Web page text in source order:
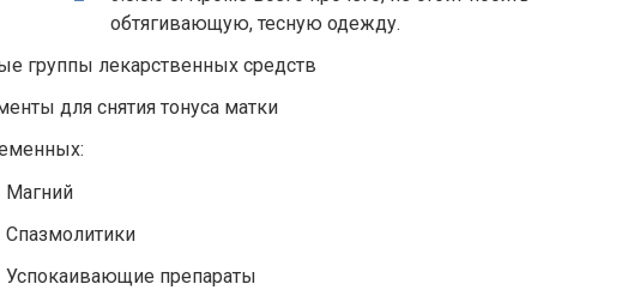
обтягивающую, тесную одежду.
группы лекарственных средств
для снятия тонуса матки
Магний
Спазмолитики
Успокаивающие препараты